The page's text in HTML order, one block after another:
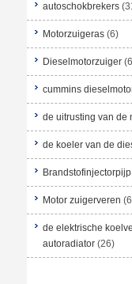
autoschokbrekers
Motorzuigeras (6)
Dieselmotorzuiger
cummins
de uitrusting van de
de koeler van de
Brandstofinjectorpijp
Motor zuigerveren
de elektrische
autoradiator (26)